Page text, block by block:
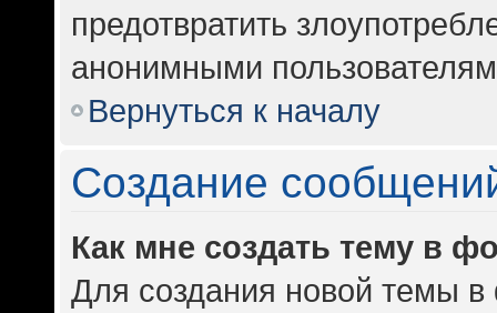
предотвратить
анонимными
Вернуться к началу
Создание
Как мне создать тему в
Для создания новой темы